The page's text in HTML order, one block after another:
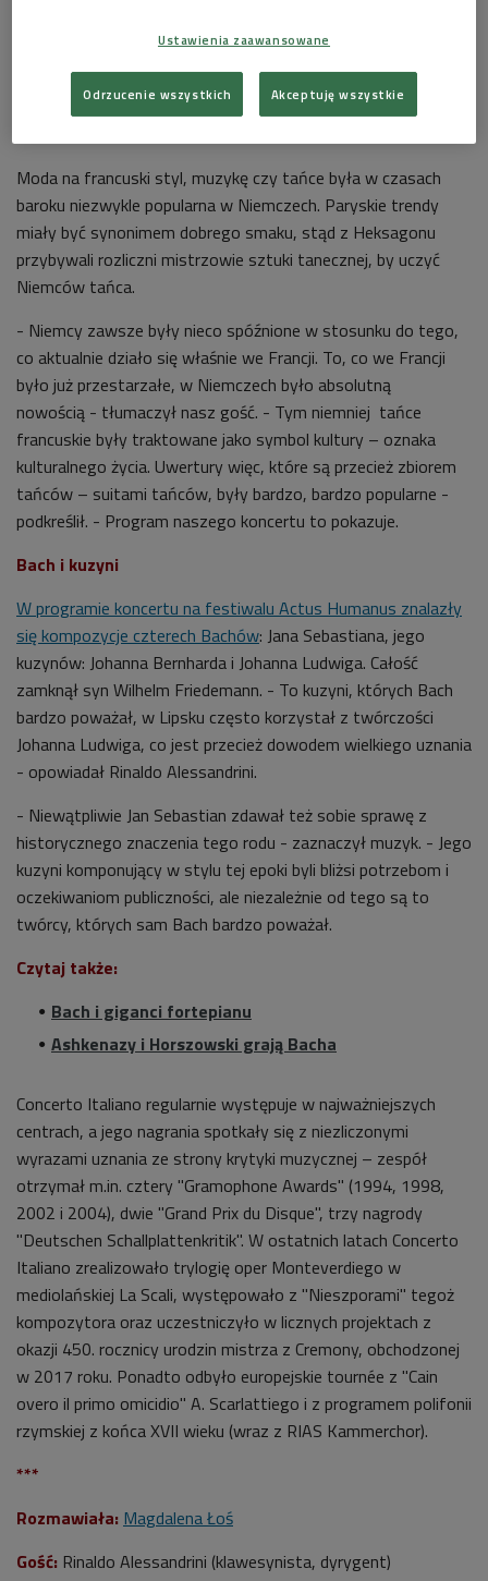
Moda na francuski styl, muzykę czy tańce była w czasach
baroku niezwykle popularna w Niemczech. Paryskie trendy
miały być synonimem dobrego smaku, stąd z Heksagonu
przybywali rozliczni mistrzowie sztuki tanecznej, by uczyć
Niemców tańca.
- Niemcy zawsze były nieco spóźnione w stosunku do tego,
co aktualnie działo się właśnie we Francji. To, co we Francji
było już przestarzałe, w Niemczech było absolutną
nowością - tłumaczył nasz gość. - Tym niemniej tańce
francuskie były traktowane jako symbol kultury – oznaka
kulturalnego życia. Uwertury więc, które są przecież zbiorem
tańców – suitami tańców, były bardzo, bardzo popularne -
podkreślił. - Program naszego koncertu to pokazuje.
Bach i kuzyni
W programie koncertu na festiwalu Actus Humanus znalazły
się kompozycje czterech Bachów: Jana Sebastiana, jego
kuzynów: Johanna Bernharda i Johanna Ludwiga. Całość
zamknął syn Wilhelm Friedemann. - To kuzyni, których Bach
bardzo poważał, w Lipsku często korzystał z twórczości
Johanna Ludwiga, co jest przecież dowodem wielkiego uznania
- opowiadał Rinaldo Alessandrini.
- Niewątpliwie Jan Sebastian zdawał też sobie sprawę z
historycznego znaczenia tego rodu - zaznaczył muzyk. - Jego
kuzyni komponujący w stylu tej epoki byli bliżsi potrzebom i
oczekiwaniom publiczności, ale niezależnie od tego są to
twórcy, których sam Bach bardzo poważał.
Czytaj także:
Bach i giganci fortepianu
Ashkenazy i Horszowski grają Bacha
Concerto Italiano regularnie występuje w najważniejszych
centrach, a jego nagrania spotkały się z niezliczonymi
wyrazami uznania ze strony krytyki muzycznej – zespół
otrzymał m.in. cztery "Gramophone Awards" (1994, 1998,
2002 i 2004), dwie "Grand Prix du Disque", trzy nagrody
"Deutschen Schallplattenkritik". W ostatnich latach Concerto
Italiano zrealizowało trylogię oper Monteverdiego w
mediolańskiej La Scali, występowało z "Nieszporami" tegoż
kompozytora oraz uczestniczyło w licznych projektach z
okazji 450. rocznicy urodzin mistrza z Cremony, obchodzonej
w 2017 roku. Ponadto odbyło europejskie tournée z "Cain
overo il primo omicidio" A. Scarlattiego i z programem polifonii
rzymskiej z końca XVII wieku (wraz z RIAS Kammerchor).
***
Rozmawiała: Magdalena Łoś
Gość: Rinaldo Alessandrini (klawesynista, dyrygent)
Ustawienia zaawansowane
Odrzucenie wszystkich Akceptuję wszystkie